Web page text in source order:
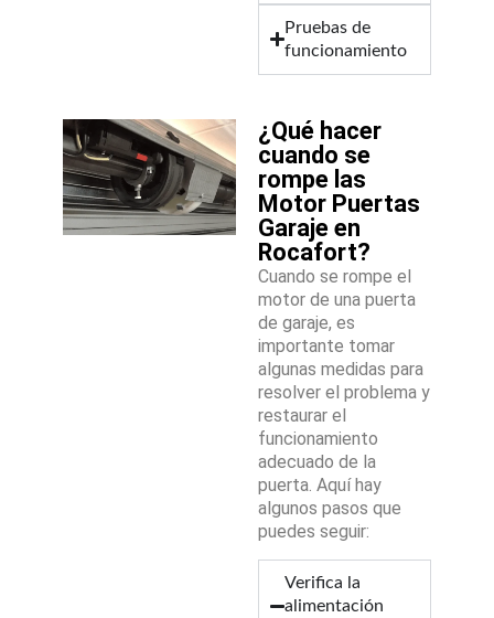
Pruebas de
funcionamiento
¿Qué hacer
cuando se
rompe las
Motor Puertas
Garaje en
Rocafort?
Cuando se rompe el
motor de una puerta
de garaje, es
importante tomar
algunas medidas para
resolver el problema y
restaurar el
funcionamiento
adecuado de la
puerta. Aquí hay
algunos pasos que
puedes seguir:
Verifica la
alimentación